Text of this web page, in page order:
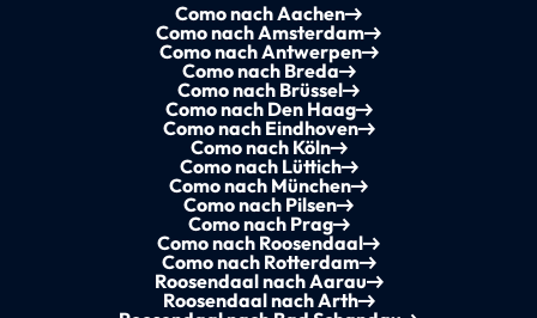
Como nach Aachen
Como nach Amsterdam
Como nach Antwerpen
Como nach Breda
Como nach Brüssel
Como nach Den Haag
Como nach Eindhoven
Como nach Köln
Como nach Lüttich
Como nach München
Como nach Pilsen
Como nach Prag
Como nach Roosendaal
Como nach Rotterdam
Roosendaal nach Aarau
Roosendaal nach Arth